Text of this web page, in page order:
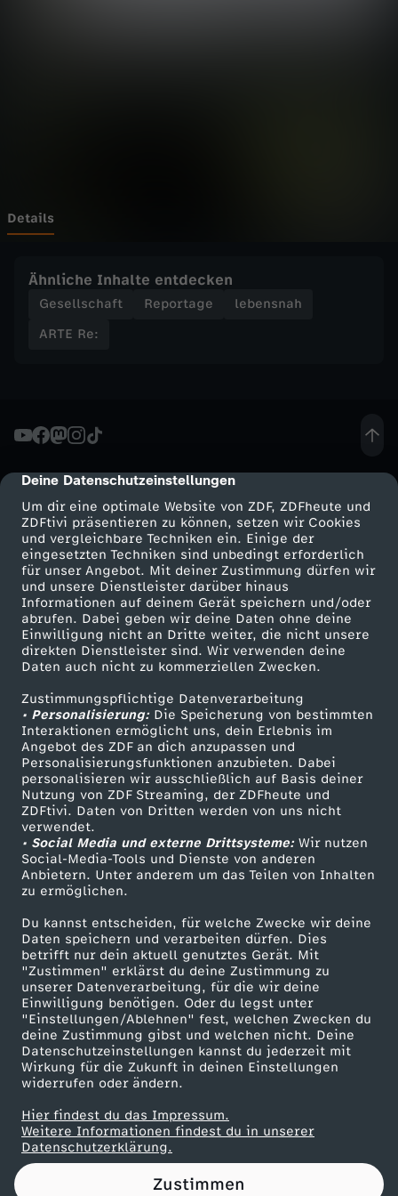
cmp-dialog-description
Deine Datenschutzeinstellungen
Um dir eine optimale Website von ZDF, ZDFheute und
ZDFtivi präsentieren zu können, setzen wir Cookies
und vergleichbare Techniken ein. Einige der
eingesetzten Techniken sind unbedingt erforderlich
für unser Angebot. Mit deiner Zustimmung dürfen wir
und unsere Dienstleister darüber hinaus
Informationen auf deinem Gerät speichern und/oder
abrufen. Dabei geben wir deine Daten ohne deine
Einwilligung nicht an Dritte weiter, die nicht unsere
direkten Dienstleister sind. Wir verwenden deine
Daten auch nicht zu kommerziellen Zwecken.
Zustimmungspflichtige Datenverarbeitung
• Personalisierung:Die Speicherung von bestimmten
Interaktionen ermöglicht uns, dein Erlebnis im
Angebot des ZDF an dich anzupassen und
Personalisierungsfunktionen anzubieten. Dabei
personalisieren wir ausschließlich auf Basis deiner
Nutzung von ZDF Streaming, der ZDFheute und
ZDFtivi. Daten von Dritten werden von uns nicht
verwendet.
• Social Media und externe Drittsysteme:Wir nutzen
Social-Media-Tools und Dienste von anderen
Anbietern. Unter anderem um das Teilen von Inhalten
zu ermöglichen.
Du kannst entscheiden, für welche Zwecke wir deine
Daten speichern und verarbeiten dürfen. Dies
betrifft nur dein aktuell genutztes Gerät. Mit
"Zustimmen" erklärst du deine Zustimmung zu
unserer Datenverarbeitung, für die wir deine
Einwilligung benötigen. Oder du legst unter
"Einstellungen/Ablehnen" fest, welchen Zwecken du
deine Zustimmung gibst und welchen nicht. Deine
Datenschutzeinstellungen kannst du jederzeit mit
Wirkung für die Zukunft in deinen Einstellungen
widerrufen oder ändern.
Hier findest du das Impressum.
Weitere Informationen findest du in unserer
Datenschutzerklärung.
Zustimmen
a
g
d
f
K
a
t
z
e
n
?
Details
Ähnliche Inhalte entdecken
Gesellschaft Reportage
lebensnah
ARTE Re:
Mehr ZDF
ZDF-Apps
Smart TV
ZDFtext
Livestreams
Sendungen A-Z
TV-Programm
Service
ZDFmitreden
Kontakt zum ZDF
Tickets
Zuschauerservice
Hilfe
ZDF Unternehmen
Karriere
ZDF goes Schule
Werbefernsehen
Mainzelmännchen
Partner